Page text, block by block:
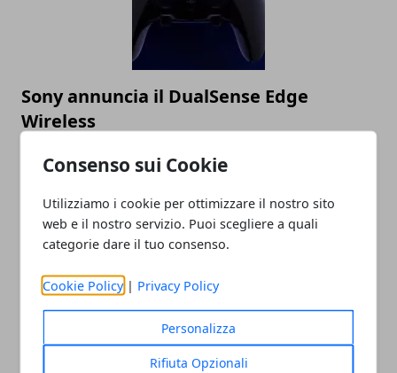
Consenso sui Cookie
Utilizziamo i cookie per ottimizzare il nostro sito
web e il nostro servizio. Puoi scegliere a quali
categorie dare il tuo consenso.
Cookie Policy | Privacy Policy
Personalizza
Rifiuta Opzionali
Sony annuncia il DualSense Edge
Wireless
La scienza conferma: I videogame fanno
bene al cervello